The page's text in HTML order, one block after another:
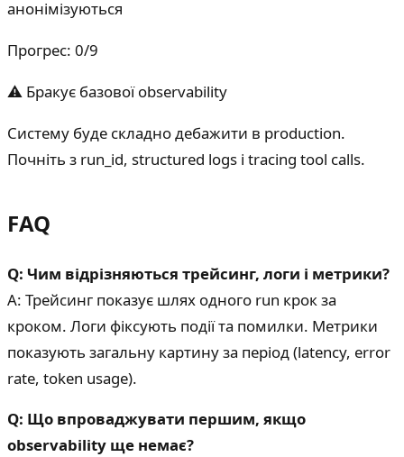
анонімізуються
Прогрес: 0/9
⚠ Бракує базової observability
Систему буде складно дебажити в production.
Почніть з run_id, structured logs і tracing tool calls.
FAQ
Q: Чим відрізняються трейсинг, логи і метрики?
A: Трейсинг показує шлях одного run крок за
кроком. Логи фіксують події та помилки. Метрики
показують загальну картину за період (latency, error
rate, token usage).
Q: Що впроваджувати першим, якщо
observability ще немає?